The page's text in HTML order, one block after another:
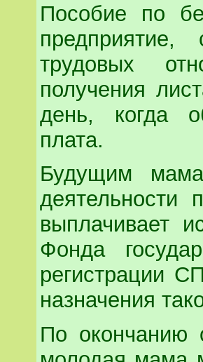
Пособие по
трудовых
получения
день, когда
плата.
Будущим
деятельности
выплачивает
Фонда
регистрации
назначения
По окончанию